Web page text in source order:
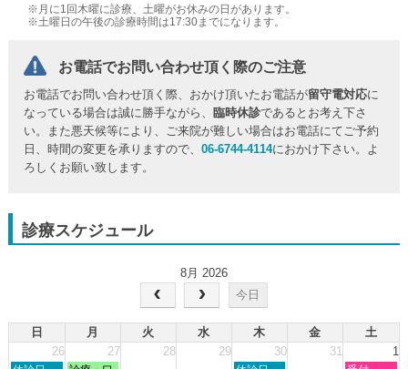
※月に1回木曜に診療、土曜がお休みの日があります。
※土曜日の午後の診療時間は17:30までになります。
お電話でお問い合わせ頂く際のご注意
お電話でお問い合わせ頂く際、おかけ頂いたお電話が留守電対応に
なっている場合は誠に勝手ながら、
臨時休診であるとお考え下さ
い。また悪天候等により、ご来院が難しい場合はお電話にてご予約
日、時間の変更を承りますので、06-6744-4114におかけ下さい。よ
ろしくお願い致します。
診療スケジュール
8月 2026
今日
日 月 火 水 木 金
土
26
27 28 29 30 31 1